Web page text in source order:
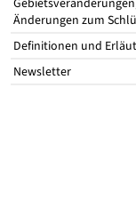
Änderungen zum
Definitionen und
Newsletter